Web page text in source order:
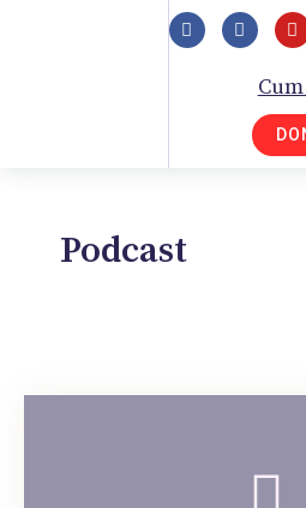
Podcast